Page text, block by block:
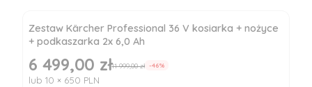
Zestaw Kärcher Professional 36 V kosiarka + nożyce
+ podkaszarka 2x 6,0 Ah
Cena promocyjna
6 499,00 zł11 999,00 zł -46%
lub 10 × 650 PLN